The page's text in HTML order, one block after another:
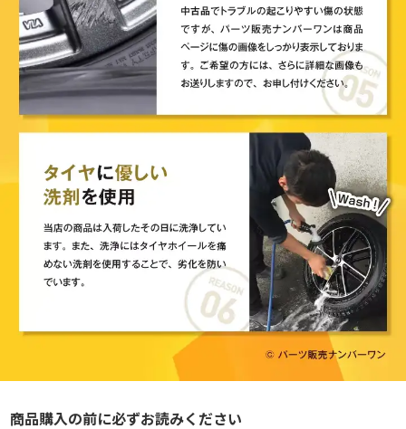
商品購入の前に必ずお読みください